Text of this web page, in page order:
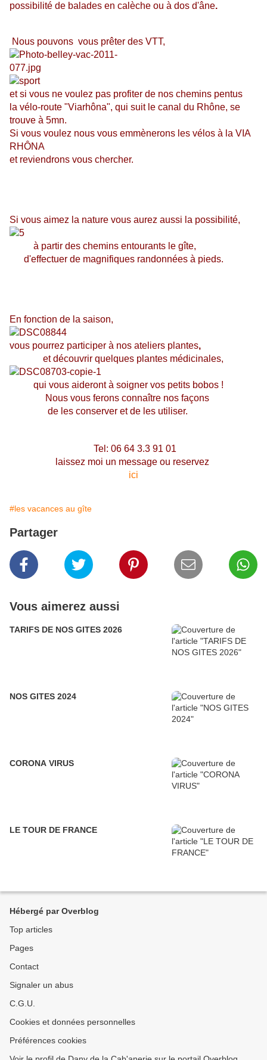
possibilité de balades en calèche ou à dos d'âne.
Nous pouvons vous prêter des VTT,
et si vous ne voulez pas profiter de nos chemins pentus
la vélo-route "Viarhôna", qui suit le canal du Rhône, se
trouve à 5mn.
Si vous voulez nous vous emmènerons les vélos à la VIA
RHÔNA
et reviendrons vous chercher.
Si vous aimez la nature vous aurez aussi la possibilité,
à partir des chemins entourants le gîte,
d'effectuer de magnifiques randonnées à pieds.
En fonction de la saison,
vous pourrez participer à nos ateliers plantes,
et découvrir quelques plantes médicinales,
qui vous aideront à soigner vos petits bobos !
Nous vous ferons connaître nos façons
de les conserver et de les utiliser.
Tel: 06 64 3.3 91 01
laissez moi un message ou reservez
ici
#les vacances au gîte
Partager
Vous aimerez aussi
TARIFS DE NOS GITES 2026
NOS GITES 2024
CORONA VIRUS
LE TOUR DE FRANCE
Hébergé par Overblog
Top articles
Pages
Contact
Signaler un abus
C.G.U.
Cookies et données personnelles
Préférences cookies